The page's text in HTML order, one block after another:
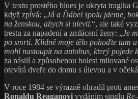
V textu prostého blues je ukryta tragika
když zpívá: „Já a Ďábel spolu jdeme,
na ženskou, abych si ulevil.“, ale také
trestu za napadení a zmlácení ženy: „Je
po smrti. Klidně moje tělo pohoďte tam
mohl nastoupit na autobus, který pojede
za násilí a způsobenou bolest milované
otevírá dveře do domu s úlevou a v
V roce 1984 se výrazně ohradil proti
Ronaldu Reaganovi vydáním singlu